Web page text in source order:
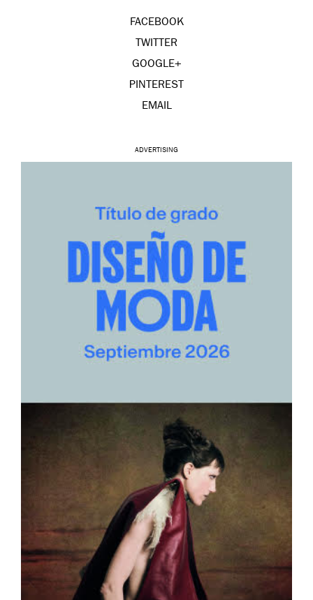
FACEBOOK
TWITTER
GOOGLE+
PINTEREST
EMAIL
ADVERTISING